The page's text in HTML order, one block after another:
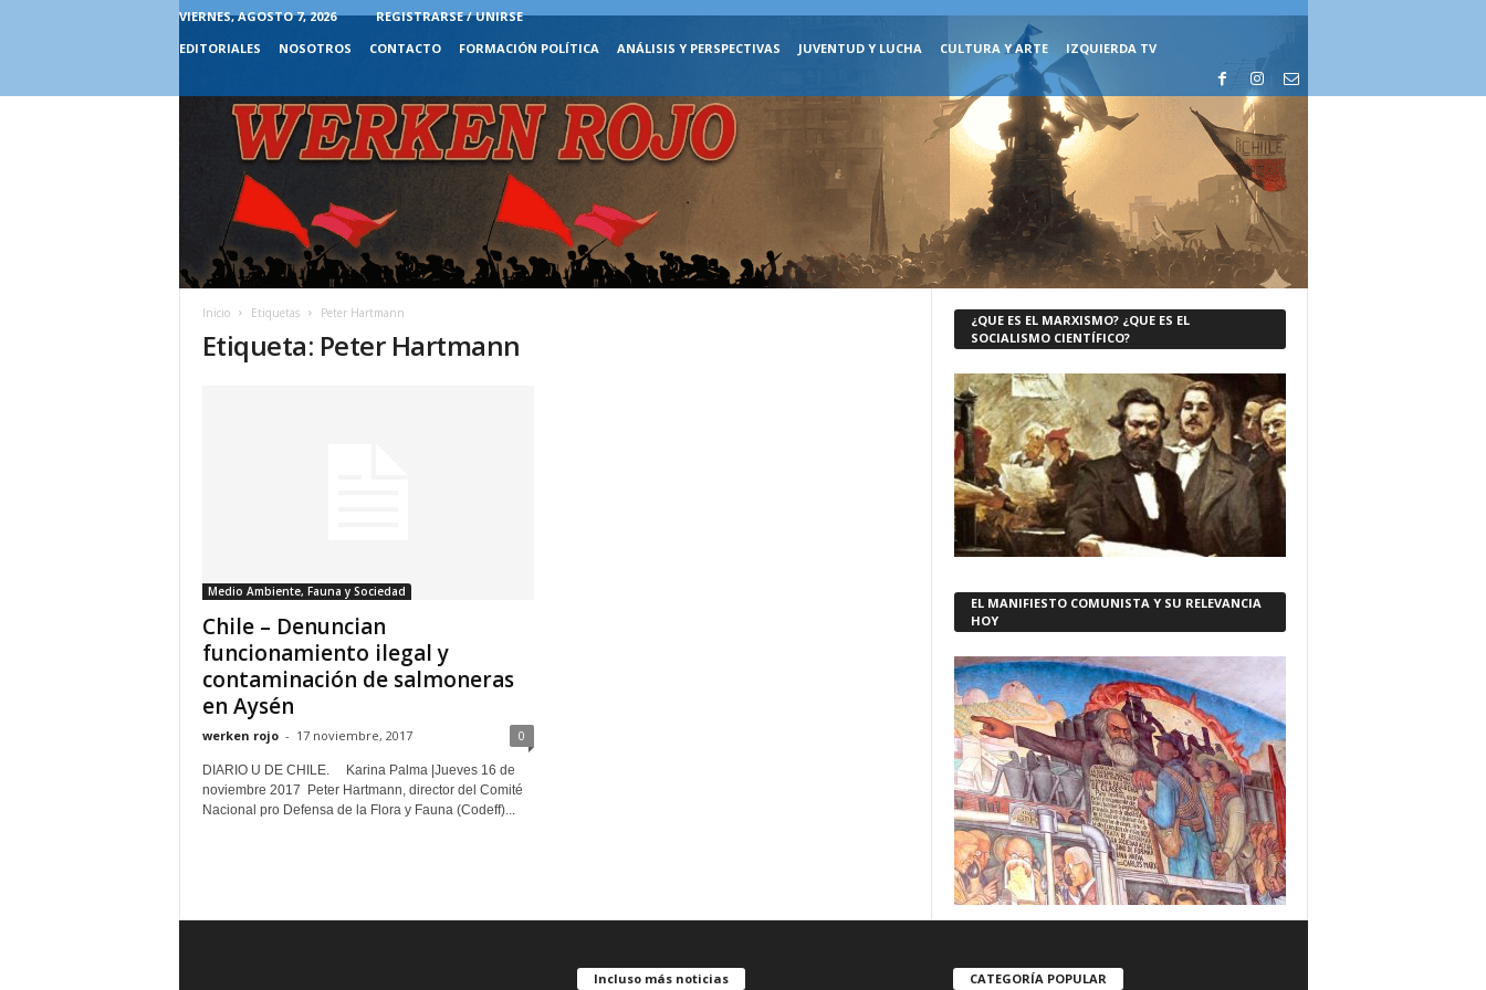
VIERNES, AGOSTO 7, 2026
REGISTRARSE / UNIRSE
EDITORIALES
NOSOTROS CONTACTO FORMACIÓN POLÍTICA ANÁLISIS Y PERSPECTIVAS JUVENTUD Y LUCHA CULTURA Y ARTE IZQUIERDA TV
Inicio Etiquetas Peter Hartmann
Etiqueta: Peter Hartmann
Medio Ambiente, Fauna y Sociedad
Chile – Denuncian
funcionamiento ilegal y
contaminación de salmoneras
en Aysén
werken rojo - 17 noviembre, 2017 0
DIARIO U DE CHILE. Karina Palma |Jueves 16 de
noviembre 2017 Peter Hartmann, director del Comité
Nacional pro Defensa de la Flora y Fauna (Codeff)...
¿QUE ES EL MARXISMO? ¿QUE ES EL
SOCIALISMO CIENTÍFICO?
EL MANIFIESTO COMUNISTA Y SU RELEVANCIA
HOY
Incluso más noticias CATEGORÍA POPULAR